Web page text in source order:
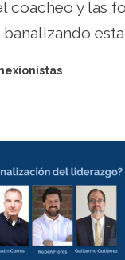
coacheo y las
banalizando